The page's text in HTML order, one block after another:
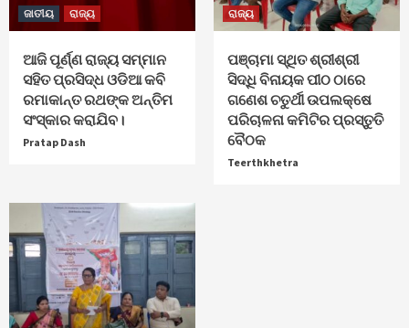
ଜାତୀୟ ରାଜ୍ୟ
ଆଜି ପୂର୍ଣ୍ଣ ରାଜ୍ୟ ସମ୍ମାନ
ସହିତ ପ୍ରସିଦ୍ଧ ଓଡିଆ କବି
ରମାକାନ୍ତ ରଥଙ୍କ ଅନ୍ତିମ
ସଂସ୍କାର କରାଯିବ।
Pratap Dash
ରାଜ୍ୟ
ପଞ୍ଚାମା ସ୍ଥିତ ଶ୍ରୀଶ୍ରୀ
ସିଦ୍ଧି ବିନାୟକ ପୀଠ ଠାରେ
ଗଣେଶ ଚତୁର୍ଥୀ ଉପଲକ୍ଷେ
ପରିଚାଳନା କମିଟିର ପ୍ରସ୍ତୁତି
ବୈଠକ
Teerthkhetra